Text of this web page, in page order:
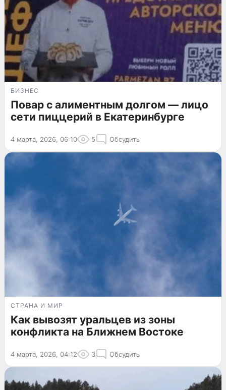
БИЗНЕС
Повар с алиментным долгом — лицо
сети пиццерий в Екатеринбурге
4 марта, 2026, 06:10 5 Обсудить
СТРАНА И МИР
Как вывозят уральцев из зоны
конфликта на Ближнем Востоке
4 марта, 2026, 04:12 3 Обсудить